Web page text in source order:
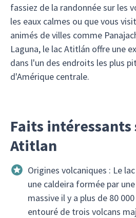
fassiez de la randonnée sur les
les eaux calmes ou que vous
animés de villes comme
Laguna, le lac Atitlán offre une
dans l'un des endroits les plus
d'Amérique centrale.
Faits intéressants
Atitlan
Origines volcaniques : Le
une caldeira formée par
massive il y a plus de 80
entouré de trois volcans